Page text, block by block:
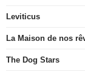
Leviticus
La Maison de nos
The Dog Stars